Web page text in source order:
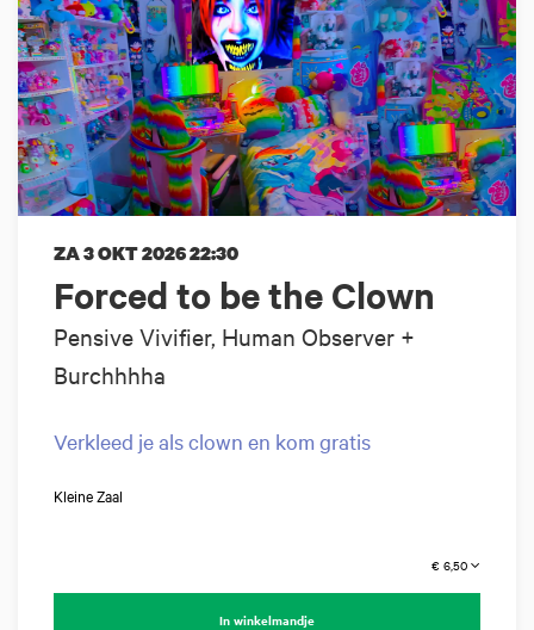
Forced to be the Clown
Pensive Vivifier, Human Observer +
Burchhhha
ZA 3 OKT 202622:30
Verkleed je als clown en kom gratis
Kleine Zaal
€ 6,50
In winkelmandje